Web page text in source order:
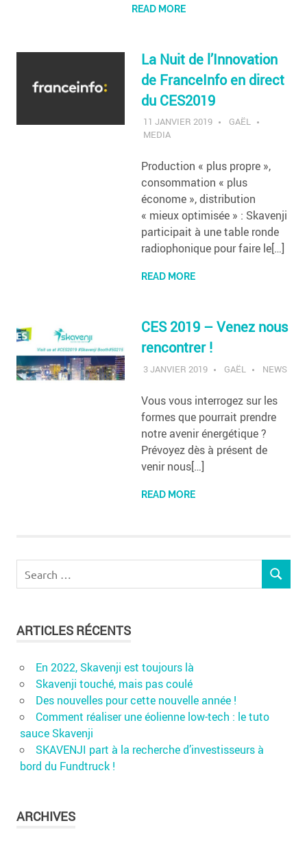
READ MORE
La Nuit de l’Innovation
de FranceInfo en direct
du CES2019
11 JANVIER 2019
GAËL
MEDIA
Production « plus propre »,
consommation « plus
économe », distribution
« mieux optimisée » : Skavenji
participait à une table ronde
radiophonique pour faire le[…]
READ MORE
CES 2019 – Venez nous
rencontrer !
3 JANVIER 2019 GAËL NEWS
Vous vous interrogez sur les
formes que pourrait prendre
notre avenir énergétique ?
Prévoyez dès à présent de
venir nous[…]
READ MORE
for:
SEARCH
ARTICLES RÉCENTS
En 2022, Skavenji est toujours là
Skavenji touché, mais pas coulé
Des nouvelles pour cette nouvelle année !
Comment réaliser une éolienne low-tech : le tuto
sauce Skavenji
SKAVENJI part à la recherche d’investisseurs à
bord du Fundtruck !
ARCHIVES